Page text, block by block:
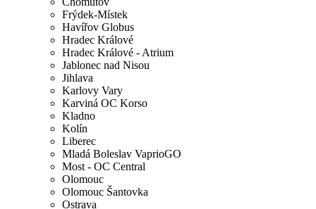
Frýdek-Místek
Havířov Globus
Hradec Králové
Hradec Králové - Atrium
Jablonec nad Nisou
Jihlava
Karlovy Vary
Karviná OC Korso
Kladno
Kolín
Liberec
Mladá Boleslav VaprioGO
Most - OC Central
Olomouc
Olomouc Šantovka
Ostrava